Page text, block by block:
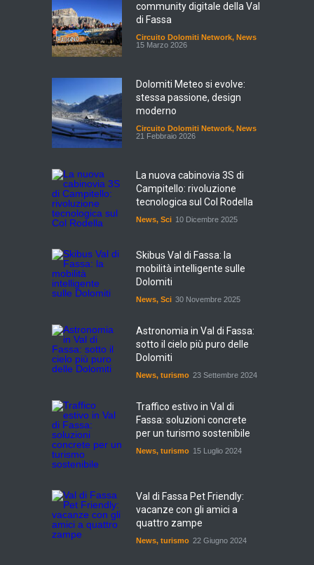
community digitale della Val
di Fassa
Circuito Dolomiti Network, News
15 Marzo 2026
Dolomiti Meteo si evolve:
stessa passione, design
moderno
Circuito Dolomiti Network, News
21 Febbraio 2026
La nuova cabinovia 3S di
Campitello: rivoluzione
tecnologica sul Col Rodella
News, Sci 10 Dicembre 2025
Skibus Val di Fassa: la
mobilità intelligente sulle
Dolomiti
News, Sci 30 Novembre 2025
Astronomia in Val di Fassa:
sotto il cielo più puro delle
Dolomiti
News, turismo 23 Settembre 2024
Traffico estivo in Val di
Fassa: soluzioni concrete
per un turismo sostenibile
News, turismo 15 Luglio 2024
Val di Fassa Pet Friendly:
vacanze con gli amici a
quattro zampe
News, turismo 22 Giugno 2024